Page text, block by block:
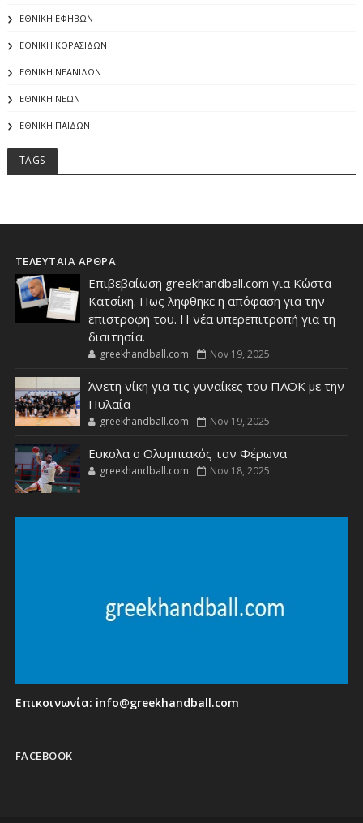
ΕΘΝΙΚΗ ΕΦΗΒΩΝ
ΕΘΝΙΚΗ ΚΟΡΑΣΙΔΩΝ
ΕΘΝΙΚΗ ΝΕΑΝΙΔΩΝ
ΕΘΝΙΚΗ ΝΕΩΝ
ΕΘΝΙΚΗ ΠΑΙΔΩΝ
TAGS
ΤΕΛΕΥΤΑΙΑ ΑΡΘΡΑ
Επιβεβαίωση greekhandball.com για Κώστα
Κατσίκη. Πως ληφθηκε η απόφαση για την
επιστροφή του. Η νέα υπερεπιτροπή για τη
διαιτησία.
greekhandball.com Nov 19, 2025
Άνετη νίκη για τις γυναίκες του ΠΑΟΚ με την
Πυλαία
greekhandball.com Nov 19, 2025
Ευκολα ο Ολυμπιακός τον Φέρωνα
greekhandball.com Nov 18, 2025
Επικοινωνία: info@greekhandball.com
FACEBOOK